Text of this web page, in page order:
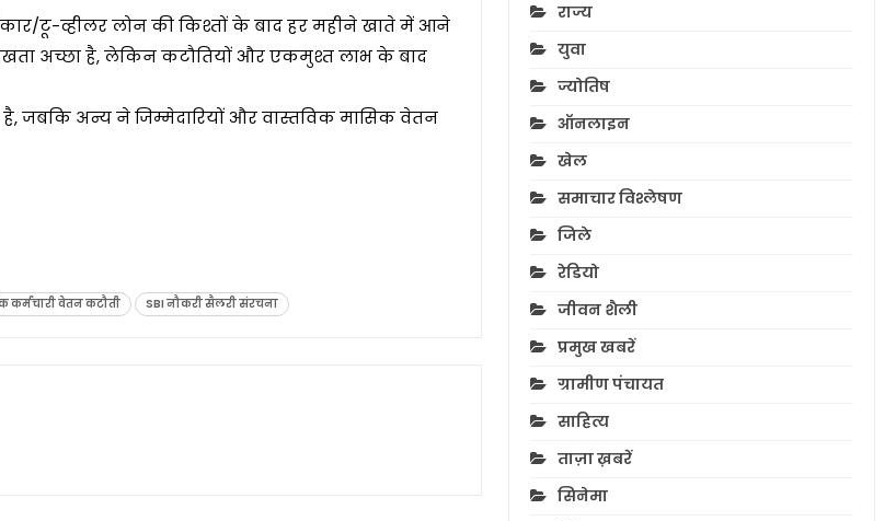
टू-व्हीलर लोन की किश्तों के बाद हर महीने खाते में आने
अच्छा है, लेकिन कटौतियों और एकमुश्त लाभ के बाद
जबकि अन्य ने जिम्मेदारियों और वास्तविक मासिक वेतन
कर्मचारी वेतन कटौती SBI नौकरी सैलरी संरचना
राज्य
युवा
ज्योतिष
ऑनलाइन
खेल
समाचार विश्लेषण
जिले
रेडियो
जीवन शैली
प्रमुख खबरें
ग्रामीण पंचायत
साहित्य
ताज़ा ख़बरें
सिनेमा